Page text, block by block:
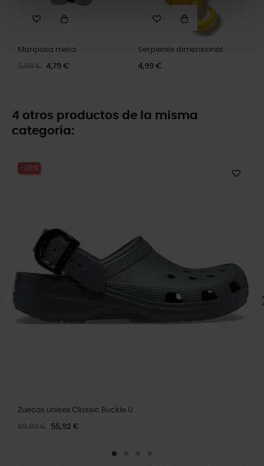
Mariposa meta
5,99 € 4,79 €
Serpiente dimensional
4,99 €
4 otros productos de la misma
categoría:
-20%
Zuecos unisex Classic Buckle U
69,90 € 55,92 €